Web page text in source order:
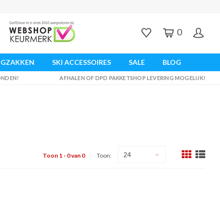
0
SKI ACCESSOIRES SALE BLOG
AFHALEN OF DPD PAKKETSHOP LEVERING MOGELIJK!
Toon 1 - 0 van 0 Toon: 24